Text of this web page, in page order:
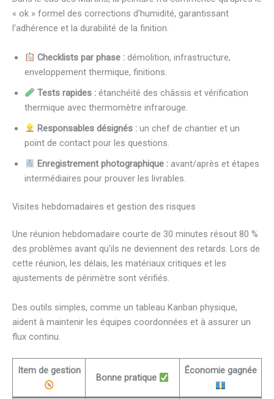
« ok » formel des corrections d’humidité, garantissant
l’adhérence et la durabilité de la finition.
Checklists par phase :démolition, infrastructure,
enveloppement thermique, finitions.
Tests rapides :étanchéité des châssis et vérification
thermique avec thermomètre infrarouge.
Responsables désignés :un chef de chantier et un
point de contact pour les questions.
Enregistrement photographique :avant/après et étapes
intermédiaires pour prouver les livrables.
Visites hebdomadaires et gestion des risques
Une réunion hebdomadaire courte de 30 minutes résout 80 %
des problèmes avant qu’ils ne deviennent des retards. Lors de
cette réunion, les délais, les matériaux critiques et les
ajustements de périmètre sont vérifiés.
Des outils simples, comme un tableau Kanban physique,
aident à maintenir les équipes coordonnées et à assurer un
flux continu.
Item de gestion
Bonne pratique
Économie gagnée